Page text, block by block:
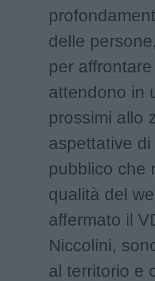
delle
per
attendono in
prossimi allo
aspettative
pubblico che
qualità del
affermato il
Niccolini,
al territorio e